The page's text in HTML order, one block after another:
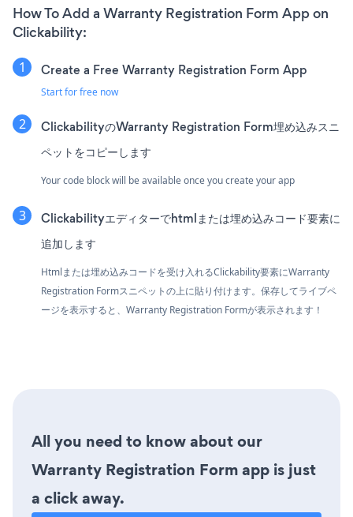
How To Add a Warranty Registration Form App on
Clickability:
Create a Free Warranty Registration Form App
Start for free now
ClickabilityのWarranty Registration Form埋め込みスニ
ペットをコピーします
Your code block will be available once you create your app
Clickabilityエディターでhtmlまたは埋め込みコード要素に
追加します
Htmlまたは埋め込みコードを受け入れるClickability要素にWarranty
Registration Formスニペットの上に貼り付けます。保存してライブペ
ージを表示すると、Warranty Registration Formが表示されます！
All you need to know about our
Warranty Registration Form app is just
a click away.